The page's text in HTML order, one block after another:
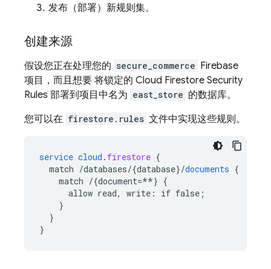
发布（部署）新规则集。
创建来源
假设您正在处理您的 secure_commerce Firebase
项目，而且想要 将锁定的 Cloud Firestore Security
Rules 部署到项目中名为 east_store 的数据库。
您可以在 firestore.rules 文件中实现这些规则。
service cloud . firestore {
match /databases/{database}/documents {
match /{document=**} {
allow read, write : if false ;
}
}
}